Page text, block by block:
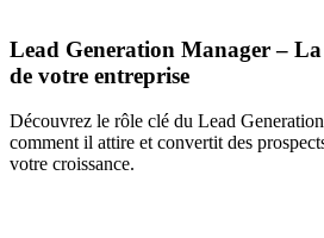
Lead Generation Manager – La
de votre entreprise
Découvrez le rôle clé du Lead
comment il attire et convertit des
votre croissance.